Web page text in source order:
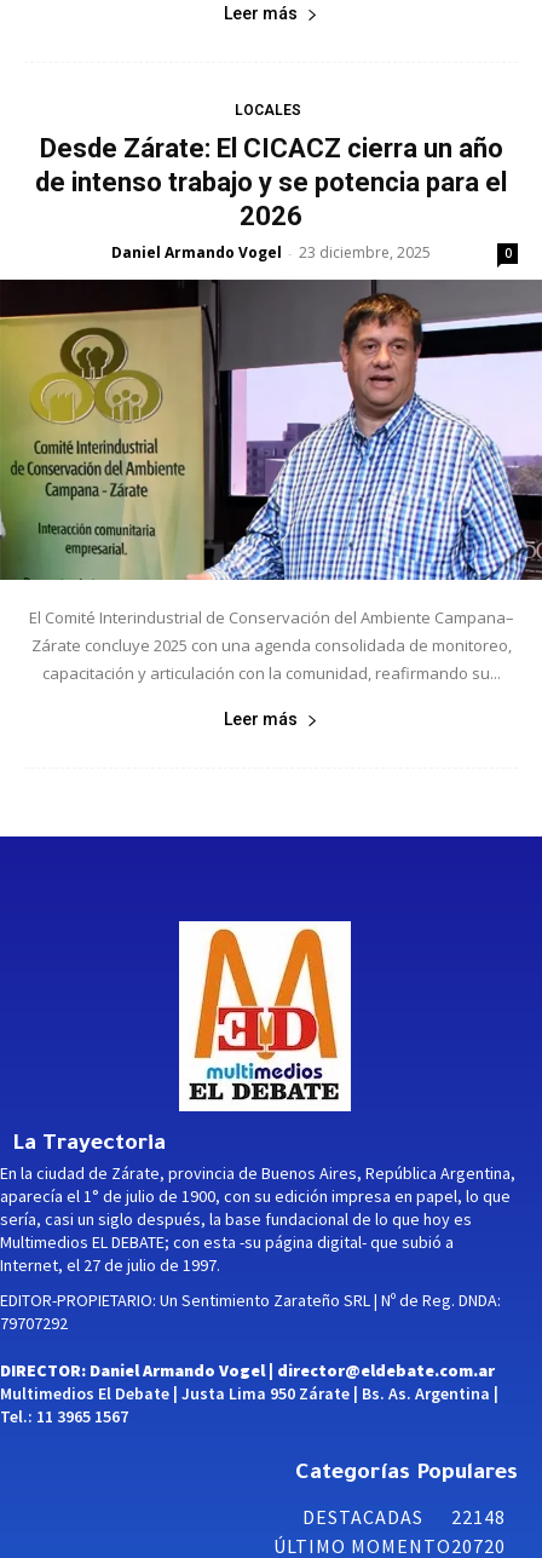
Leer más
LOCALES
Desde Zárate: El CICACZ cierra un año
de intenso trabajo y se potencia para el
2026
Daniel Armando Vogel - 23 diciembre, 2025 0
El Comité Interindustrial de Conservación del Ambiente Campana–
Zárate concluye 2025 con una agenda consolidada de monitoreo,
capacitación y articulación con la comunidad, reafirmando su...
Leer más
La Trayectoria
En la ciudad de Zárate, provincia de Buenos Aires, República Argentina,
aparecía el 1° de julio de 1900, con su edición impresa en papel, lo que
sería, casi un siglo después, la base fundacional de lo que hoy es
Multimedios EL DEBATE; con esta -su página digital- que subió a
Internet, el 27 de julio de 1997.
EDITOR-PROPIETARIO: Un Sentimiento Zarateño SRL | Nº de Reg. DNDA:
79707292
DIRECTOR: Daniel Armando Vogel | director@eldebate.com.ar
Multimedios El Debate | Justa Lima 950 Zárate | Bs. As. Argentina |
Tel.: 11 3965 1567
Categorías Populares
DESTACADAS
22148
ÚLTIMO MOMENTO20720